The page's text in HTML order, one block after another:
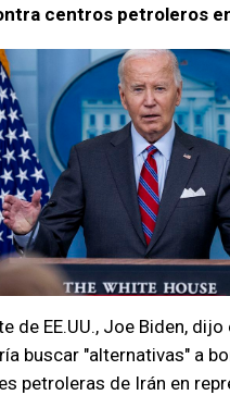
centros petroleros
de EE.UU., Joe Biden,
buscar "alternativas" a
petroleras de Irán en